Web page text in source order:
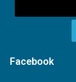
Facebook